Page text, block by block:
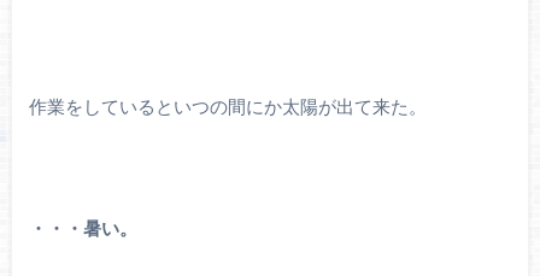
作業をしているといつの間にか太陽が出て来た。
・・・暑い。